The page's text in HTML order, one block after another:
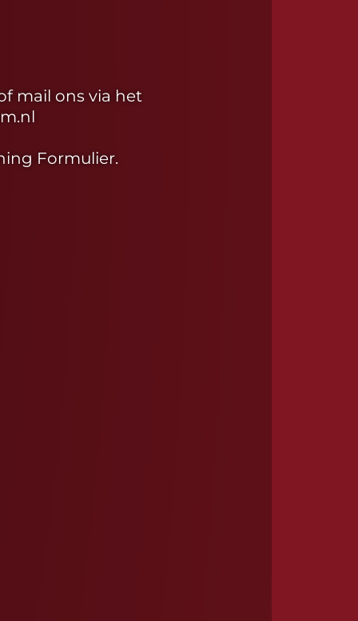
mail ons via het
Formulier.